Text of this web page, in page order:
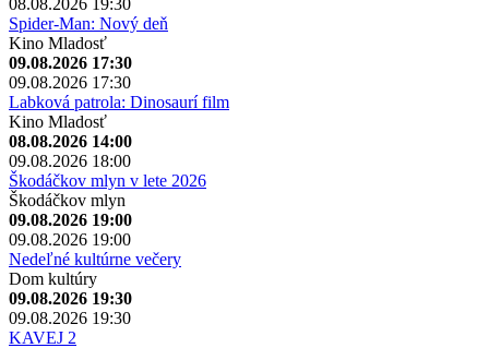
08.08.2026 19:30
Spider-Man: Nový deň
Kino Mladosť
09.08.2026 17:30
09.08.2026 17:30
Labková patrola: Dinosaurí film
Kino Mladosť
08.08.2026 14:00
09.08.2026 18:00
Škodáčkov mlyn v lete 2026
Škodáčkov mlyn
09.08.2026 19:00
09.08.2026 19:00
Nedeľné kultúrne večery
Dom kultúry
09.08.2026 19:30
09.08.2026 19:30
KAVEJ 2